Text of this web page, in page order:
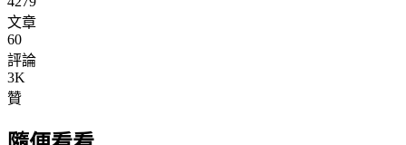
文章
60
評論
3K
贊